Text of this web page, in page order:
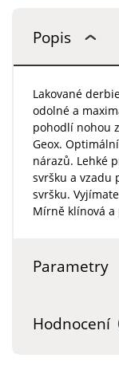
Popis
Lakované
odolné a
pohodlí nohou
Geox.
nárazů. Lehké
svršku a vzadu
svršku.
Mírně klínová a
Parametry
Hodnocení